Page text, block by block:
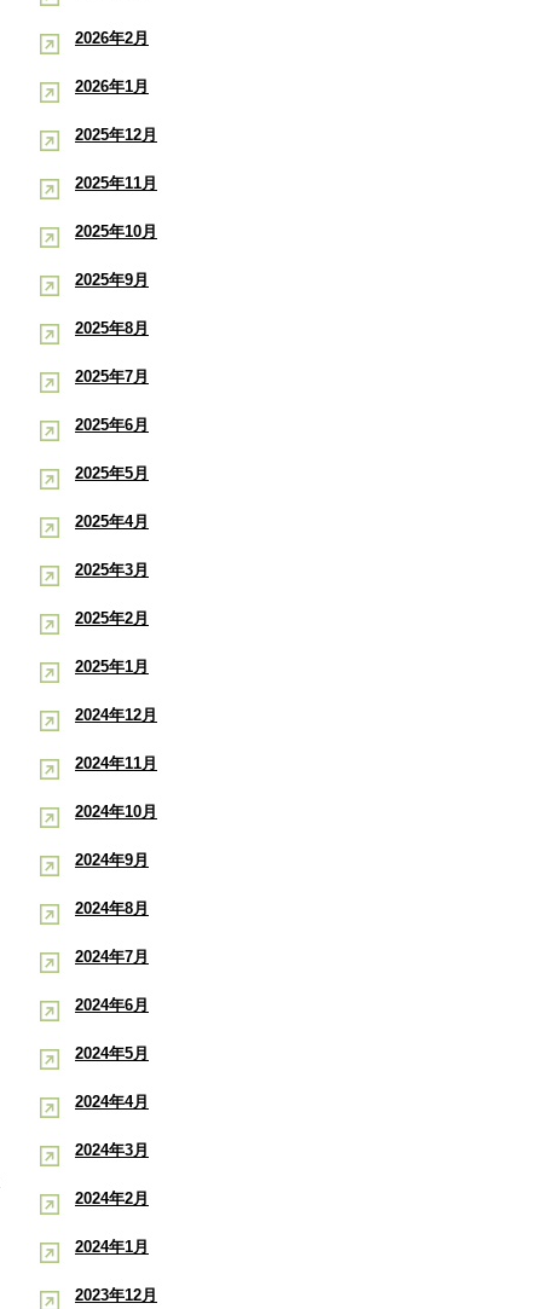
2026年2月
2026年1月
2025年12月
2025年11月
2025年10月
2025年9月
2025年8月
2025年7月
2025年6月
2025年5月
2025年4月
2025年3月
2025年2月
2025年1月
2024年12月
2024年11月
2024年10月
2024年9月
2024年8月
2024年7月
2024年6月
2024年5月
2024年4月
2024年3月
2024年2月
2024年1月
2023年12月